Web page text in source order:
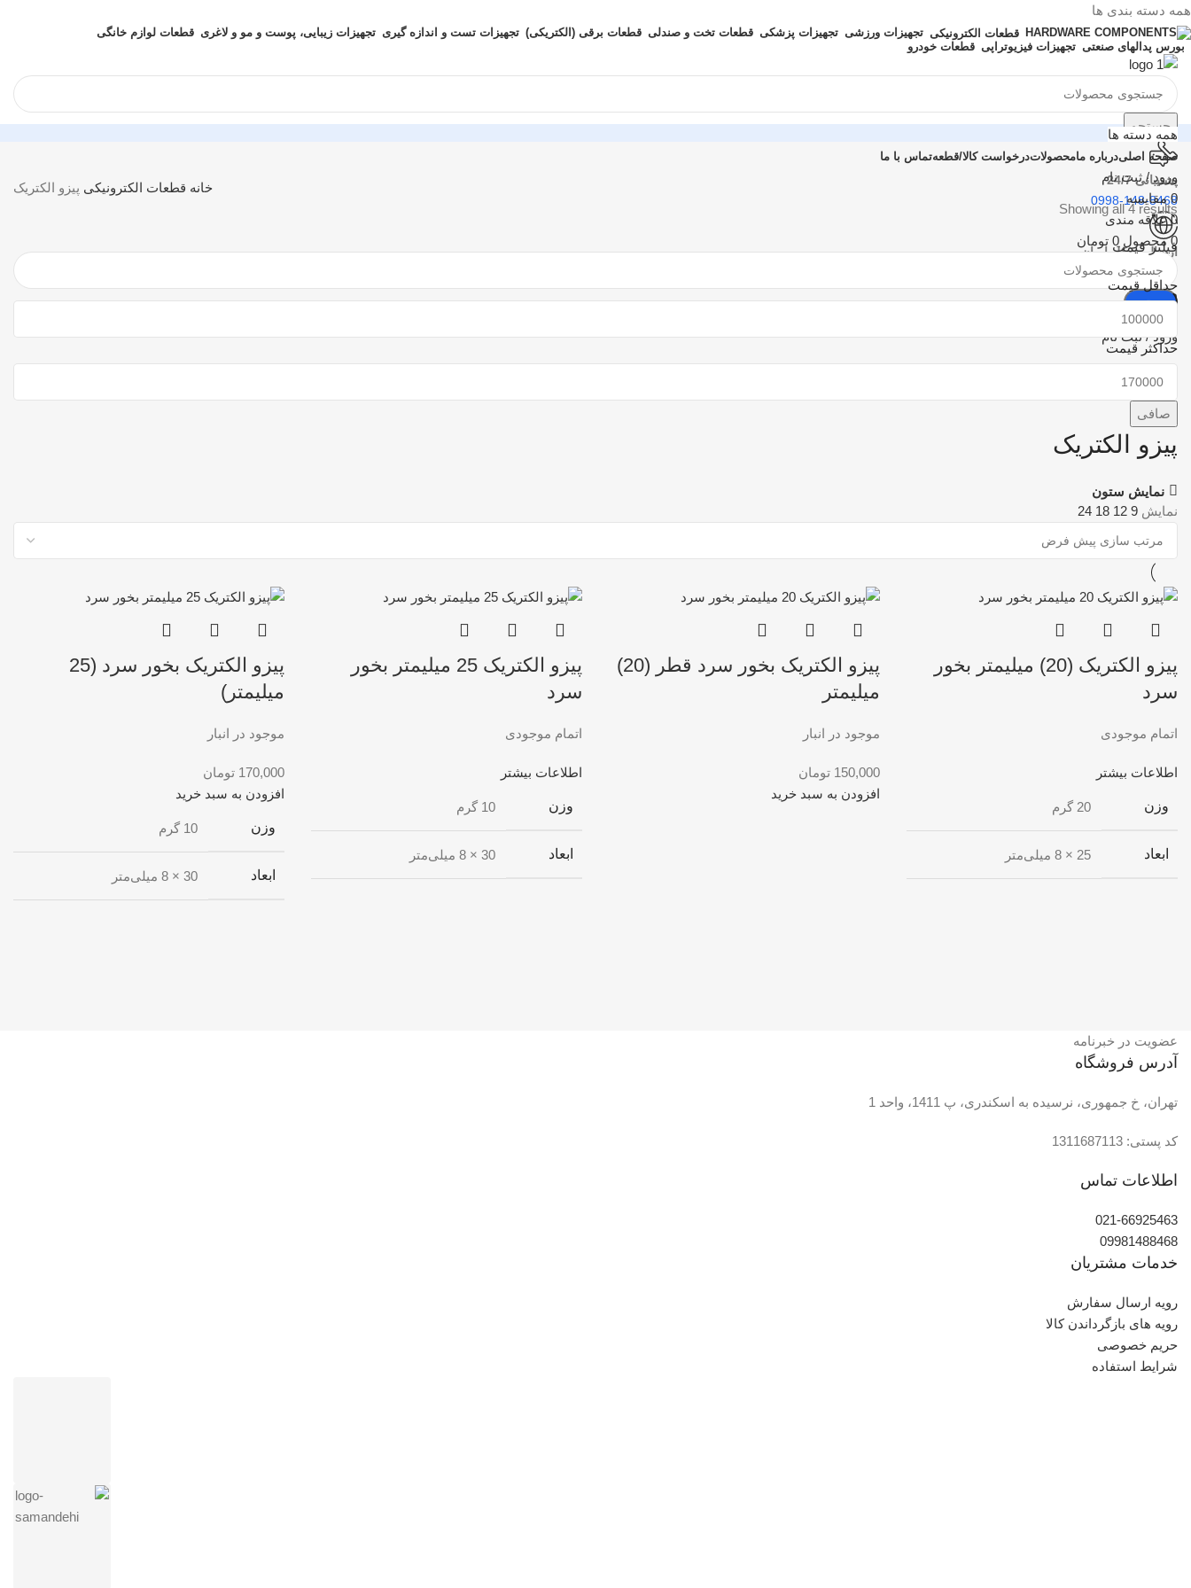
همه دسته بندی ها
قطعات الکترونیکی تجهیزات ورزشی تجهیزات پزشکی قطعات تخت و صندلی قطعات برقی (الکتریکی) تجهیزات تست و اندازه گیری تجهیزات زیبایی، پوست و مو و لاغری قطعات لوازم خانگی
بورس پدالهای صنعتی تجهیزات فیزیوتراپی قطعات خودرو
جستجو
پشتیبانی 24/7
0998-148-8468
ارسال به کل ایران
تهران و شهرستان ها
منو
ورود / ثبت نام
همه دسته ها
صفحه اصلیدرباره مامحصولاتدرخواست کالا/قطعهتماس با ما
ورود / ثبت نام
0 مقایسه
0 علاقه مندی
0 محصول 0 تومان
جستجو
خانه قطعات الکترونیکی پیزو الکتریک
Showing all 4 results
فیلتر قیمت
حداقل قیمت
حداكثر قيمت
صافی
پیزو الکتریک
نمایش ستون
نمایش 9
12
18
24
پیزو الکتریک (20) میلیمتر بخور
سرد
اتمام موجودی
اطلاعات بیشتر
وزن 20 گرم
ابعاد 25 × 8 میلی‌متر
پیزو الکتریک بخور سرد قطر (20)
میلیمتر
موجود در انبار
150,000 تومان
افزودن به سبد خرید
پیزو الکتریک 25 میلیمتر بخور
سرد
اتمام موجودی
اطلاعات بیشتر
وزن 10 گرم
ابعاد 30 × 8 میلی‌متر
پیزو الکتریک بخور سرد (25
میلیمتر)
موجود در انبار
170,000 تومان
افزودن به سبد خرید
وزن 10 گرم
ابعاد 30 × 8 میلی‌متر
عضویت در خبرنامه
آدرس فروشگاه
تهران، خ جمهوری، نرسیده به اسکندری، پ 1411، واحد 1
کد پستی: 1311687113
اطلاعات تماس
021-66925463
09981488468
خدمات مشتریان
رویه ارسال سفارش
رویه های بازگرداندن کالا
حریم خصوصی
شرایط استفاده